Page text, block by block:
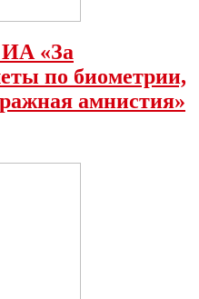
ИА «За
по биометрии,
амнистия»